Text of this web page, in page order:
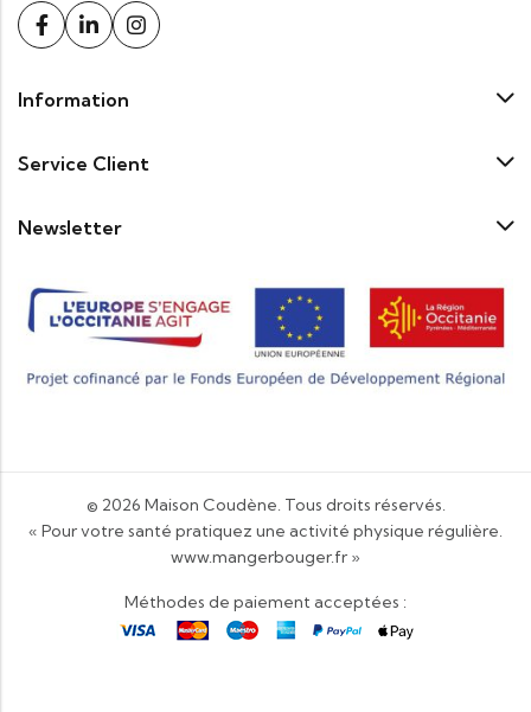
Information
Service Client
Newsletter
© 2026 Maison Coudène. Tous droits réservés.
« Pour votre santé pratiquez une activité physique régulière.
www.mangerbouger.fr »
Méthodes de paiement acceptées :